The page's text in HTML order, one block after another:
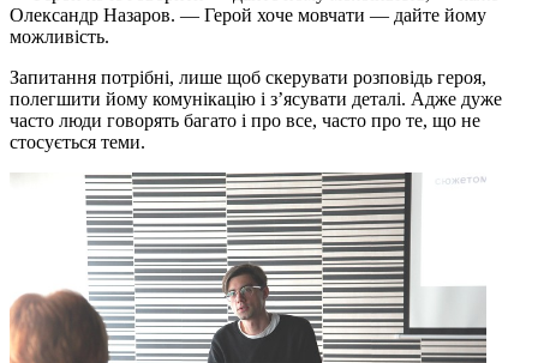
Олександр Назаров. — Герой хоче мовчати — дайте йому
можливість.
Запитання потрібні, лише щоб скерувати розповідь героя,
полегшити йому комунікацію і з’ясувати деталі. Адже дуже
часто люди говорять багато і про все, часто про те, що не
стосується теми.